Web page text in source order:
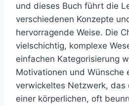
und dieses Buch führt die
verschiedenen Konzepte
hervorragende Weise. Die
vielschichtig, komplexe
einfachen Kategorisierung
Motivationen und Wünsche
verwickeltes Netzwerk, das
einer körperlichen, oft